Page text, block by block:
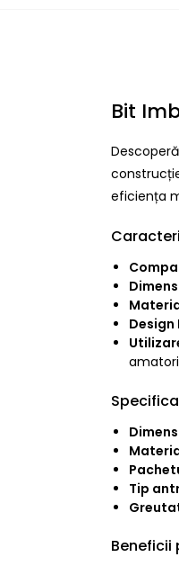
Bit
eficiența
Design
Tip
Beneficii